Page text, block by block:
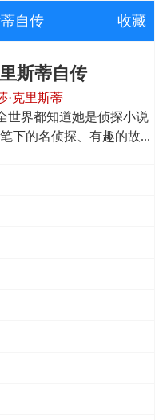
自传 收藏
斯蒂自传
·克里斯蒂
世界都知道她是侦探小说
下的名侦探、有趣的故...